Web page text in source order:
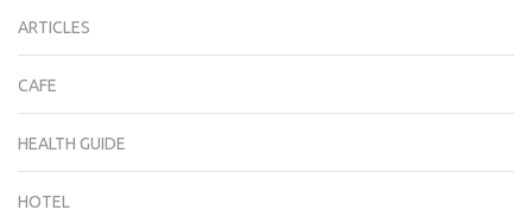
ARTICLES
CAFE
HEALTH GUIDE
HOTEL